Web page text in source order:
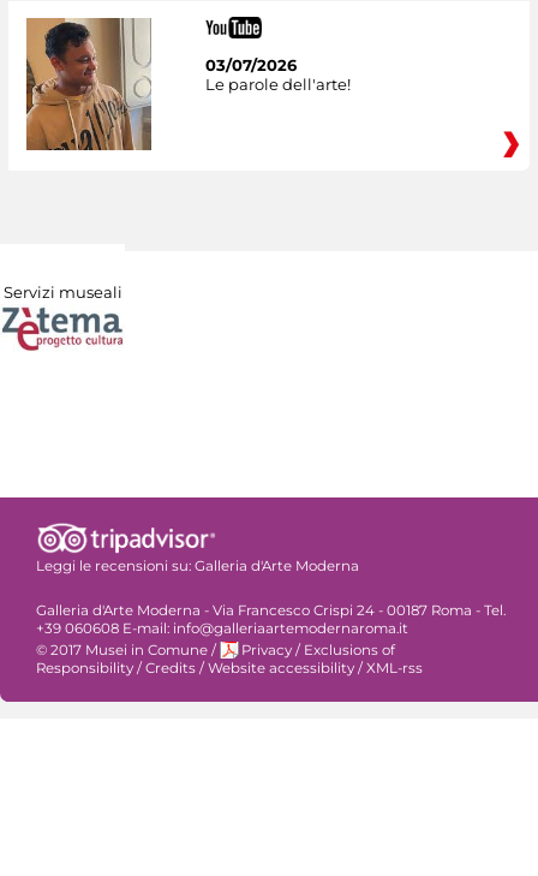
03/07/2026
Le parole dell'arte!
Servizi museali
Leggi le recensioni su: Galleria d'Arte Moderna
Galleria d'Arte Moderna - Via Francesco Crispi 24 - 00187 Roma - Tel.
+39 060608 E-mail: info@galleriaartemodernaroma.it
© 2017 Musei in Comune / Privacy / Exclusions of
Responsibility / Credits / Website accessibility / XML-rss